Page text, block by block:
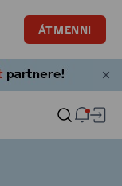
ÁTMENNI